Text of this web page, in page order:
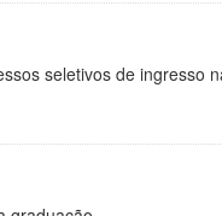
seletivos de ingresso